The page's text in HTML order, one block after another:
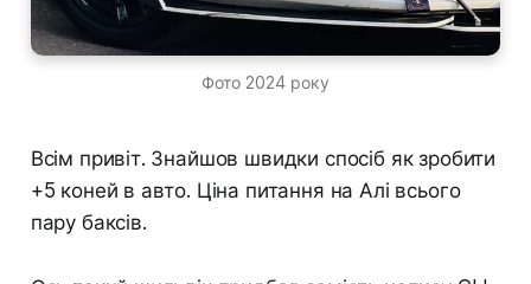
Фото 2024 року
Всім привіт. Знайшов швидки спосіб як зробити
+5 коней в авто. Ціна питання на Алі всього
пару баксів.